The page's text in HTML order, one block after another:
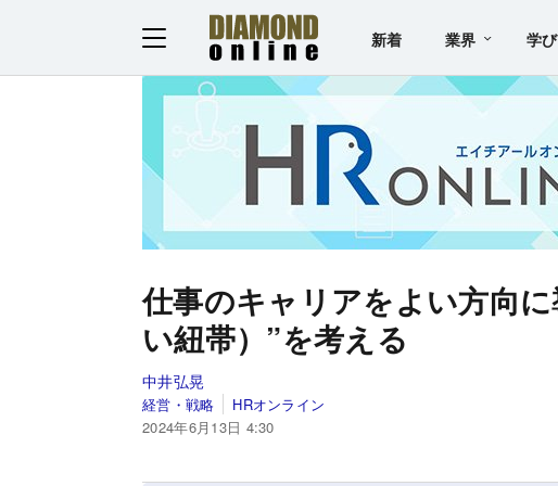
新着 業界 学び
仕事のキャリアをよい方向
い紐帯）”を考える
中井弘晃
経営・戦略
HRオンライン
2024年6月13日 4:30